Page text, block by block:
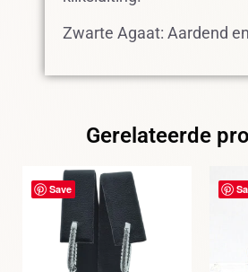
Zwarte Agaat: Aardend
Gerelateerde
Save